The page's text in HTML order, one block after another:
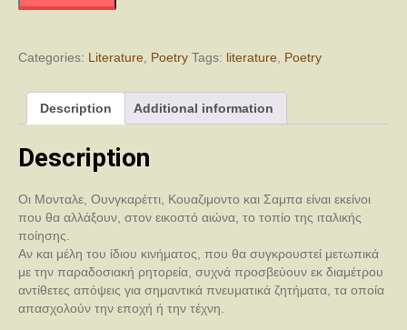
Categories: Literature Poetry Tags: literature Poetry
Description Additional information
Description
Οι Μονταλε, Ουνγκαρέττι, Κουαζιμοντο και Σαμπα είναι εκείνοι
που θα αλλάξουν, στον εικοστό αιώνα, το τοπίο της ιταλικής
ποίησης.
Αν και μέλη του ίδιου κινήματος, που θα συγκρουστεί μετωπικά
με την παραδοσιακή ρητορεία, συχνά προσβεύουν εκ διαμέτρου
αντίθετες απόψεις για σημαντικά πνευματικά ζητήματα, τα οποία
απασχολούν την εποχή ή την τέχνη.